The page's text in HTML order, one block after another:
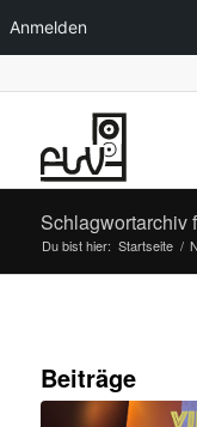
Anmelden
Schlagwortarchiv
Du bist hier: Startseite /
Beiträge